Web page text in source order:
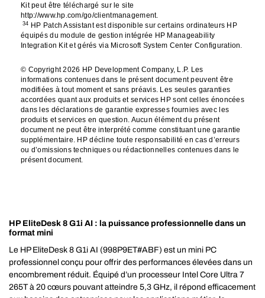
Kit peut être téléchargé sur le site
http://www.hp.com/go/clientmanagement.
34 HP Patch Assistant est disponible sur certains ordinateurs HP
équipés du module de gestion intégrée HP Manageability
Integration Kit et gérés via Microsoft System Center Configuration.
© Copyright 2026 HP Development Company, L.P. Les
informations contenues dans le présent document peuvent être
modifiées à tout moment et sans préavis. Les seules garanties
accordées quant aux produits et services HP sont celles énoncées
dans les déclarations de garantie expresses fournies avec les
produits et services en question. Aucun élément du présent
document ne peut être interprété comme constituant une garantie
supplémentaire. HP décline toute responsabilité en cas d’erreurs
ou d’omissions techniques ou rédactionnelles contenues dans le
présent document.
HP EliteDesk 8 G1i AI : la puissance professionnelle dans un
format mini
Le HP EliteDesk 8 G1i AI (998P9ET#ABF) est un mini PC
professionnel conçu pour offrir des performances élevées dans un
encombrement réduit. Équipé d’un processeur Intel Core Ultra 7
265T à 20 cœurs pouvant atteindre 5,3 GHz, il répond efficacement